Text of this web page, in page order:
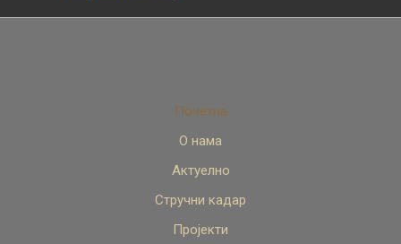
Почетна
О нама
Актуелно
Стручни кадар
Пројекти